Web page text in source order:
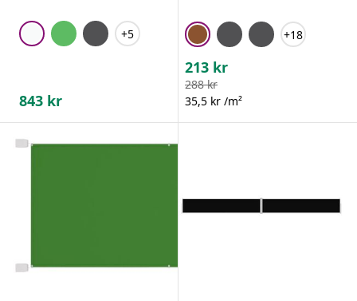
+5
843 kr
+18
213 kr
288 kr
35,5 kr /m²